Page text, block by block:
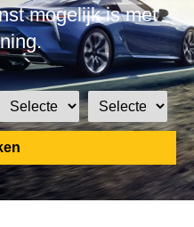
mogelijk is met